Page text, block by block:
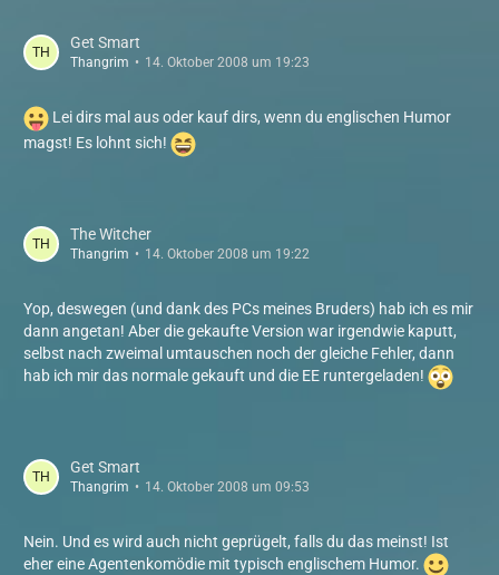
Get Smart
Thangrim 14. Oktober 2008 um 19:23
Lei dirs mal aus oder kauf dirs, wenn du englischen Humor
magst! Es lohnt sich!
The Witcher
Thangrim 14. Oktober 2008 um 19:22
Yop, deswegen (und dank des PCs meines Bruders) hab ich es mir
dann angetan! Aber die gekaufte Version war irgendwie kaputt,
selbst nach zweimal umtauschen noch der gleiche Fehler, dann
hab ich mir das normale gekauft und die EE runtergeladen!
Get Smart
Thangrim 14. Oktober 2008 um 09:53
Nein. Und es wird auch nicht geprügelt, falls du das meinst! Ist
eher eine Agentenkomödie mit typisch englischem Humor.